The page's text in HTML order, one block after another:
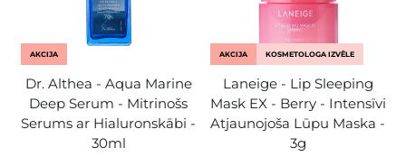
AKCIJA
Dr. Althea - Aqua Marine
Deep Serum - Mitrinošs
Serums ar Hialuronskābi -
30ml
AKCIJA KOSMETOLOGA IZVĒLE
Laneige - Lip Sleeping
Mask EX - Berry - Intensīvi
Atjaunojoša Lūpu Maska -
3g